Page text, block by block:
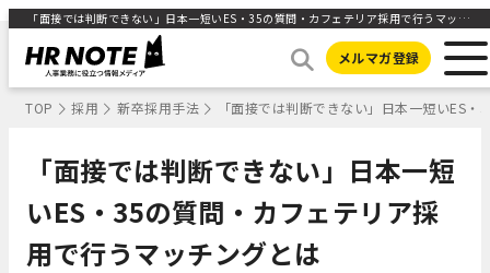
「面接では判断できない」日本一短いES・35の質問・カフェテリア採用で行うマッチングとは ｜HR NOTE
メルマガ登録
TOP 採用 新卒採用手法 「面接では判断できない」日本一短いES
「面接では判断できない」日本一短
いES・35の質問・カフェテリア採
用で行うマッチングとは